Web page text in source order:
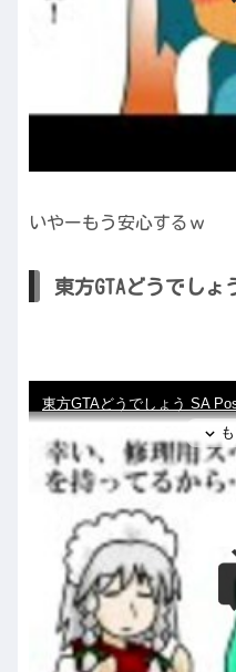
いやーもう安心するｗ
東方GTAどうでしょ